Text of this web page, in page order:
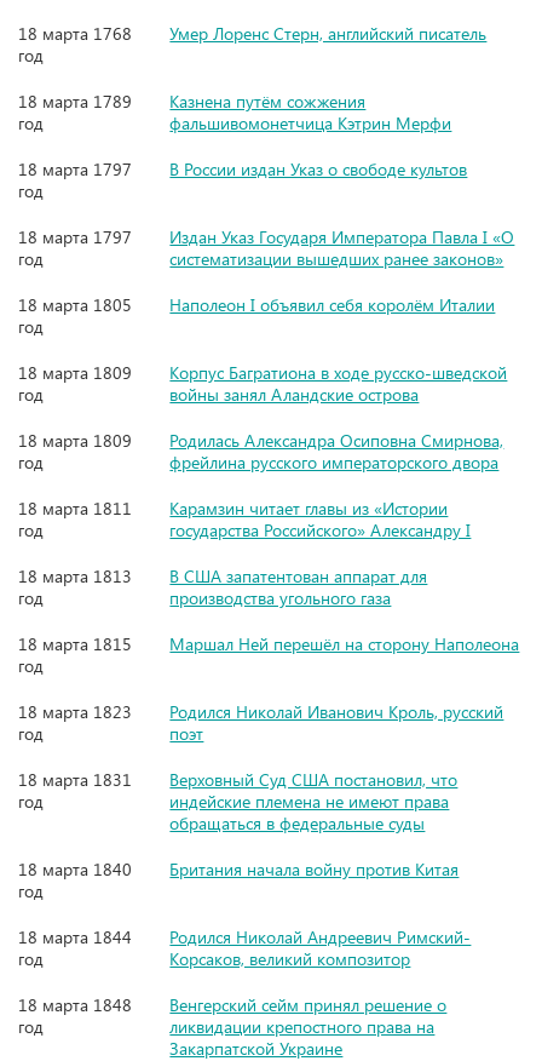
18 марта 1768
год
Умер Лоренс Стерн, английский писатель
18 марта 1789
год
Казнена путём сожжения
фальшивомонетчица Кэтрин Мерфи
18 марта 1797
год
В России издан Указ о свободе культов
18 марта 1797
год
Издан Указ Государя Императора Павла I «О
систематизации вышедших ранее законов»
18 марта 1805
год
Наполеон I объявил себя королём Италии
18 марта 1809
год
Корпус Багратиона в ходе русско-шведской
войны занял Аландские острова
18 марта 1809
год
Родилась Александра Осиповна Смирнова,
фрейлина русского императорского двора
18 марта 1811
год
Карамзин читает главы из «Истории
государства Российского» Александру I
18 марта 1813
год
В США запатентован аппарат для
производства угольного газа
18 марта 1815
год
Маршал Ней перешёл на сторону Наполеона
18 марта 1823
год
Родился Николай Иванович Кроль, русский
поэт
18 марта 1831
год
Верховный Суд США постановил, что
индейские племена не имеют права
обращаться в федеральные суды
18 марта 1840
год
Британия начала войну против Китая
18 марта 1844
год
Родился Николай Андреевич Римский-
Корсаков, великий композитор
18 марта 1848
год
Венгерский сейм принял решение о
ликвидации крепостного права на
Закарпатской Украине